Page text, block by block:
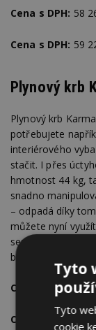
Cena s DPH: 58
Cena s DPH: 59
Plynový krb
Plynový krb
potřebujete
interiérového
stačit. I přes
hmotnost 44 kg,
snadno
– odpadá díky
můžete nyní
sezónu a
bezpečný provoz
Cena s DPH:77
Cena s DPH: 77
Tyto
Tyto
cookie